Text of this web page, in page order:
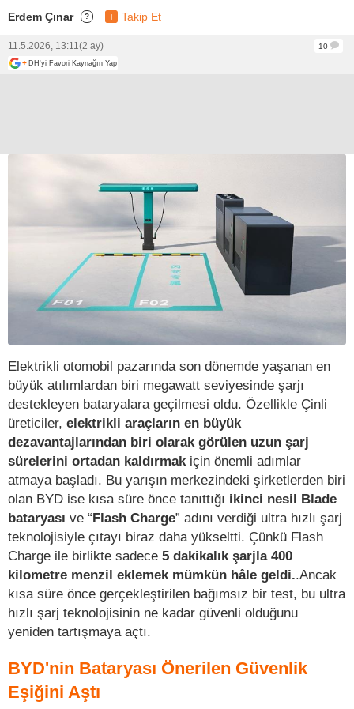
Erdem Çınar ? + Takip Et
11.5.2026, 13:11(2 ay)
10
+ DH'yi Favori Kaynağın Yap
Elektrikli otomobil pazarında son dönemde yaşanan en
büyük atılımlardan biri megawatt seviyesinde şarjı
destekleyen bataryalara geçilmesi oldu. Özellikle Çinli
üreticiler, elektrikli araçların en büyük
dezavantajlarından biri olarak görülen uzun şarj
sürelerini ortadan kaldırmak için önemli adımlar
atmaya başladı. Bu yarışın merkezindeki şirketlerden biri
olan BYD ise kısa süre önce tanıttığı ikinci nesil Blade
bataryası ve “Flash Charge” adını verdiği ultra hızlı şarj
teknolojisiyle çıtayı biraz daha yükseltti. Çünkü Flash
Charge ile birlikte sadece 5 dakikalık şarjla 400
kilometre menzil eklemek mümkün hâle geldi..Ancak
kısa süre önce gerçekleştirilen bağımsız bir test, bu ultra
hızlı şarj teknolojisinin ne kadar güvenli olduğunu
yeniden tartışmaya açtı.
BYD'nin Bataryası Önerilen Güvenlik
Eşiğini Aştı